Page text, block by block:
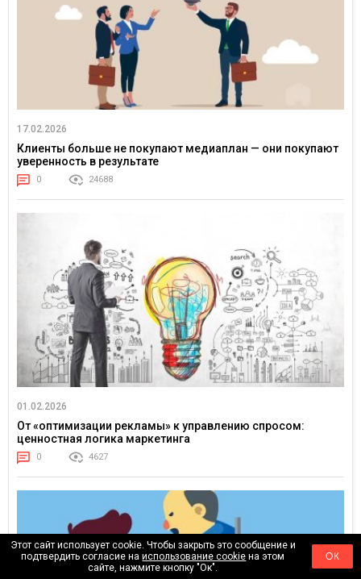
17.02.2026
Клиенты больше не покупают медиаплан — они покупают
уверенность в результате
0 24688
01.02.2026
От «оптимизации рекламы» к управлению спросом:
ценностная логика маркетинга
0 4627
Этот сайт использует cookie. Чтобы закрыть это сообщение и
подтвердить согласие наиспользование cookie на этом
сайте, нажмите кнопку "Ок".
ОК